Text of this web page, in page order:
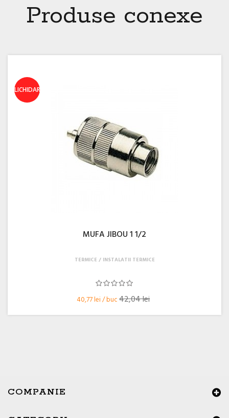
Produse conexe
LICHIDARE!
MUFA JIBOU 1 1/2
40,77 lei / buc42,04 lei
TERMICE INSTALATII TERMICE
COMPANIE